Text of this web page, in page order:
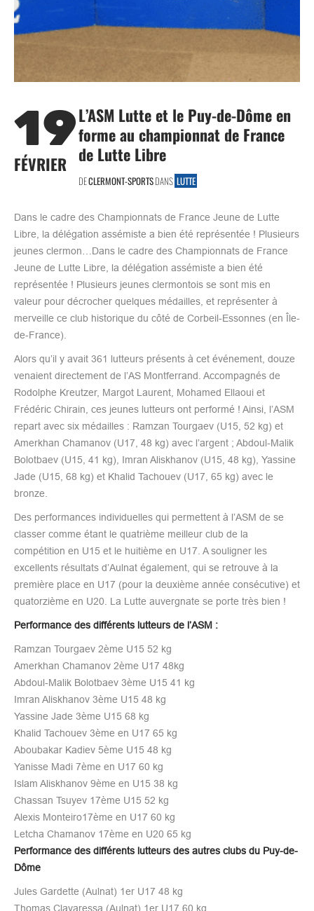
19
FÉVRIER
L’ASM Lutte et le Puy-de-Dôme en
forme au championnat de France
de Lutte Libre
DECLERMONT-SPORTSDANS LUTTE
Dans le cadre des Championnats de France Jeune de Lutte
Libre, la délégation assémiste a bien été représentée ! Plusieurs
jeunes clermon…Dans le cadre des Championnats de France
Jeune de Lutte Libre, la délégation assémiste a bien été
représentée ! Plusieurs jeunes clermontois se sont mis en
valeur pour décrocher quelques médailles, et représenter à
merveille ce club historique du côté de Corbeil-Essonnes (en Île-
de-France).
Alors qu’il y avait 361 lutteurs présents à cet événement, douze
venaient directement de l’AS Montferrand. Accompagnés de
Rodolphe Kreutzer, Margot Laurent, Mohamed Ellaoui et
Frédéric Chirain, ces jeunes lutteurs ont performé ! Ainsi, l’ASM
repart avec six médailles : Ramzan Tourgaev (U15, 52 kg) et
Amerkhan Chamanov (U17, 48 kg) avec l’argent ; Abdoul-Malik
Bolotbaev (U15, 41 kg), Imran Aliskhanov (U15, 48 kg), Yassine
Jade (U15, 68 kg) et Khalid Tachouev (U17, 65 kg) avec le
bronze.
Des performances individuelles qui permettent à l’ASM de se
classer comme étant le quatrième meilleur club de la
compétition en U15 et le huitième en U17. A souligner les
excellents résultats d’Aulnat également, qui se retrouve à la
première place en U17 (pour la deuxième année consécutive) et
quatorzième en U20. La Lutte auvergnate se porte très bien !
Performance des différents lutteurs de l’ASM :
Ramzan Tourgaev 2ème U15 52 kg
Amerkhan Chamanov 2ème U17 48kg
Abdoul-Malik Bolotbaev 3ème U15 41 kg
Imran Aliskhanov 3ème U15 48 kg
Yassine Jade 3ème U15 68 kg
Khalid Tachouev 3ème en U17 65 kg
Aboubakar Kadiev 5ème U15 48 kg
Yanisse Madi 7ème en U17 60 kg
Islam Aliskhanov 9ème en U15 38 kg
Chassan Tsuyev 17ème U15 52 kg
Alexis Monteiro17ème en U17 60 kg
Letcha Chamanov 17ème en U20 65 kg
Performance des différents lutteurs des autres clubs du Puy-de-
Dôme
Jules Gardette (Aulnat) 1er U17 48 kg
Thomas Clavaressa (Aulnat) 1er U17 60 kg